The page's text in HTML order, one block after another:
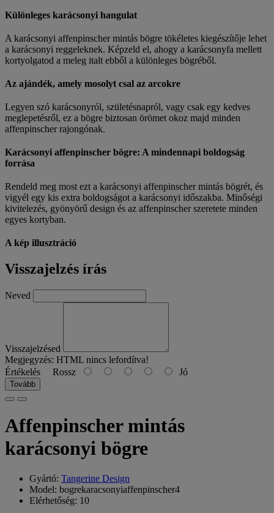
Különleges karácsonyi hangulat
A karácsonyi affenpinscher mintás bögre tökéletes kiegészítője lehet
a karácsonyi reggeleknek. Képzeld el, ahogy a karácsonyfa mellett
kortyolgatod a meleg italt ebből a különleges bögréből.
Az ajándék, amely mosolyt csal az arcokre
Legyen szó karácsonyról, születésnapról, vagy csak egy kedves
meglepetésről, ez a bögre biztosan örömet okoz majd minden
affenpinscher rajongónak.
Karácsonyi affenpinscher bögre: A mindennapi boldogság
forrása
Rendeld meg most ezt a karácsonyi affenpinscher mintás bögrét, és
vigyél egy kis extra boldogságot a karácsonyi időszakba. Minőségi
kivitelezés, gyönyörű design és az affenpinscher szeretete minden
egyes kortyban.
A kép illusztráció
Visszajelzés írás
Neved
Visszajelzésed
Megjegyzés: HTML nincs lefordítva!
Értékelés Rossz Jó
Tovább
Affenpinscher mintás
karácsonyi bögre
Gyártó: Tangerine Design
Model: bogrekaracsonyiaffenpinscher4
Elérhetőség: 10